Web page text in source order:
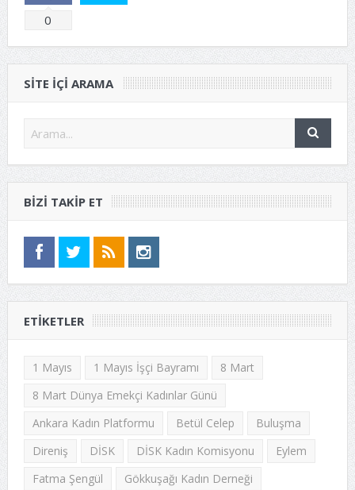
0
SITE IÇI ARAMA
BIZI TAKIP ET
ETIKETLER
1 Mayıs 1 Mayıs İşçi Bayramı
8 Mart
8 Mart Dünya Emekçi Kadınlar Günü
Ankara Kadın Platformu
Betül Celep
Buluşma
Direniş
DİSK DİSK Kadın Komisyonu
Eylem
Fatma Şengül
Gökkuşağı Kadın Derneği